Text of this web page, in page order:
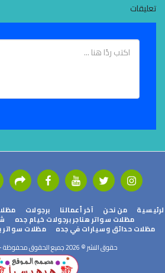
تعليقات
من نحن آخر أعمالنا برجولات مظلات
مظلات سواتر هناجر برجولات خيام جده
مظلات حدائق وسيارات في جده مظلات سواتر
حقوق النشر © 2026 جميع الحقوق محفوظة -